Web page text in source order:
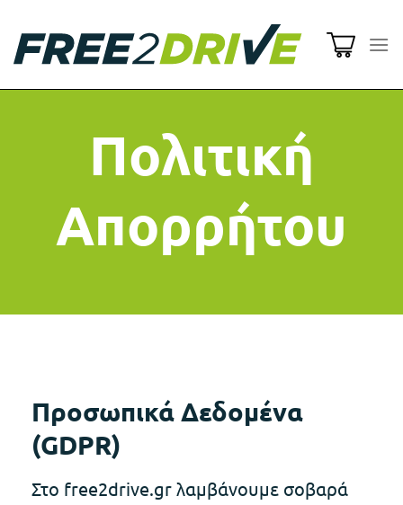
στο
περιεχόμενο
Πολιτική
Απορρήτου
Προσωπικά Δεδομένα
(GDPR)
Στo free2drive.gr λαμβάνουμε σοβαρά